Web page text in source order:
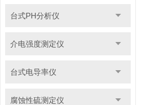
台式PH分析仪
介电强度测定仪
台式电导率仪
腐蚀性硫测定仪